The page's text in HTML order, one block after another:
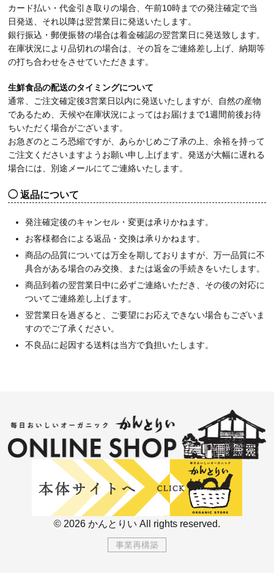
カード払い・代金引き取りの場合、午前10時までの発注確定で当
日発送、それ以降は翌営業日に発送いたします。
銀行振込・郵便振替の場合は着金確認の翌営業日に発送致します。
在庫状況により品切れの場合は、その旨をご連絡差し上げ、納期等
の打ち合わせをさせていただきます。
生鮮食品の配送のタイミングについて
通常、ご注文確定後3営業日以内に発送いたしますが、自然の産物
であるため、天候や在庫状況によってはお届けまで1週間前後お待
ちいただく場合がございます。
お急ぎのところ恐縮ですが、あらかじめご了承の上、余裕を持って
ご注文くださいますようお願い申し上げます。発送が大幅に遅れる
場合には、別途メールにてご連絡いたします。
返品について
発注確定後のキャンセル・変更は承りかねます。
お客様都合による返品・交換は承りかねます。
商品の品質については万全を期しておりますが、万一品質に不
具合がある場合のみ交換、または返金の手続きをいたします。
商品到着の翌営業日中に必ずご連絡いただき、その後の対応に
ついてご連絡差し上げます。
翌営業日を過ぎると、ご要望にお応えできない場合もございま
すのでご了承ください。
不良品に起因する送料は当方で負担いたします。
© 2026 かんとりい All rights reserved.
事業再構築